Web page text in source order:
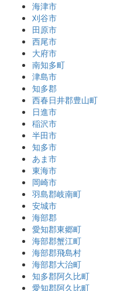
海津市
刈谷市
田原市
西尾市
大府市
南知多町
津島市
知多郡
西春日井郡豊山町
日進市
稲沢市
半田市
知多市
あま市
東海市
岡崎市
羽島郡岐南町
安城市
海部郡
愛知郡東郷町
海部郡蟹江町
海部郡飛島村
海部郡大治町
知多郡阿久比町
愛知郡阿久比町